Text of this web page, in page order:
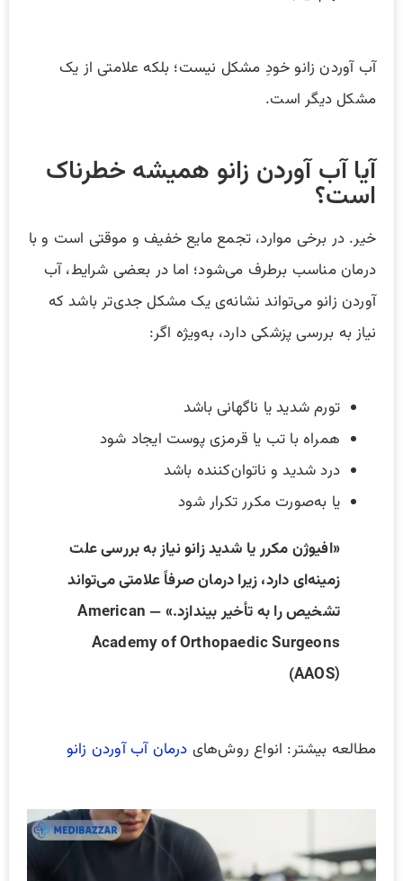
آب آوردن زانو خودِ مشکل نیست؛ بلکه علامتی از یک
مشکل دیگر است.
آیا آب آوردن زانو همیشه خطرناک
است؟
خیر. در برخی موارد، تجمع مایع خفیف و موقتی است و با
درمان مناسب برطرف می‌شود؛ اما در بعضی شرایط، آب
آوردن زانو می‌تواند نشانه‌ی یک مشکل جدی‌تر باشد که
نیاز به بررسی پزشکی دارد، به‌ویژه اگر:
تورم شدید یا ناگهانی باشد
همراه با تب یا قرمزی پوست ایجاد شود
درد شدید و ناتوان‌کننده باشد
یا به‌صورت مکرر تکرار شود
«افیوژن مکرر یا شدید زانو نیاز به بررسی علت
زمینه‌ای دارد، زیرا درمان صرفاً علامتی می‌تواند
تشخیص را به تأخیر بیندازد.» — American
Academy of Orthopaedic Surgeons
(AAOS)
مطالعه بیشتر: انواع روش‌های درمان آب آوردن زانو